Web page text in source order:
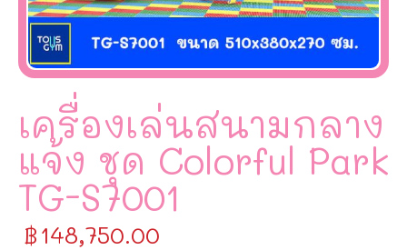
เครื่องเล่นสนามกลาง
แจ้ง ชุด Colorful Park
TG-S7001
฿148,750.00